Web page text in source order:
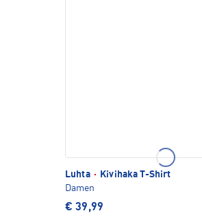
Luhta ·
Kivihaka T-Shirt
Damen
€ 39,99